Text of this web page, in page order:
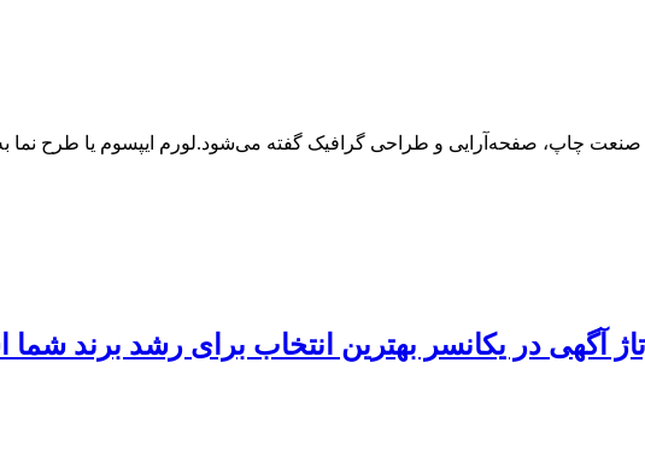
صنعت چاپ، صفحه‌آرایی و طراحی گرافیک گفته می‌شود.لورم ایپسوم یا طرح‌
آگهی در یکانسر بهترین انتخاب برای رشد برند